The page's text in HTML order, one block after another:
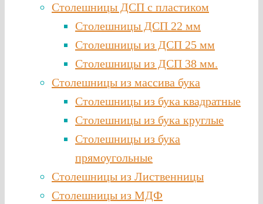
Столешницы ДСП с пластиком
Столешницы ДСП 22 мм
Столешницы из ДСП 25 мм
Столешницы из ДСП 38 мм.
Столешницы из массива бука
Столешницы из бука квадратные
Столешницы из бука круглые
Столешницы из бука
прямоугольные
Столешницы из Лиственницы
Столешницы из МДФ